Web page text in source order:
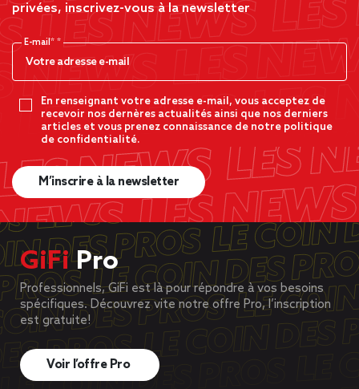
privées, inscrivez-vous à la newsletter
E-mail*
En renseignant votre adresse e-mail, vous acceptez de
recevoir nos dernères actualités ainsi que nos derniers
articles et vous prenez connaissance de notre politique
de confidentialité.
M’inscrire à la newsletter
GiFiPro
Professionnels, GiFi est là pour répondre à vos besoins
spécifiques. Découvrez vite notre offre Pro, l’inscription
est gratuite!
Voir l’offre Pro